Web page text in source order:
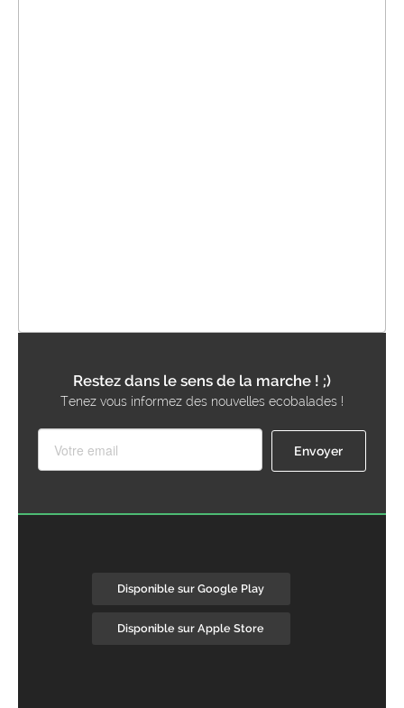
Restez dans le sens de la marche ! ;)
Tenez vous informez des nouvelles ecobalades !
Disponible sur Google Play
Disponible sur Apple Store